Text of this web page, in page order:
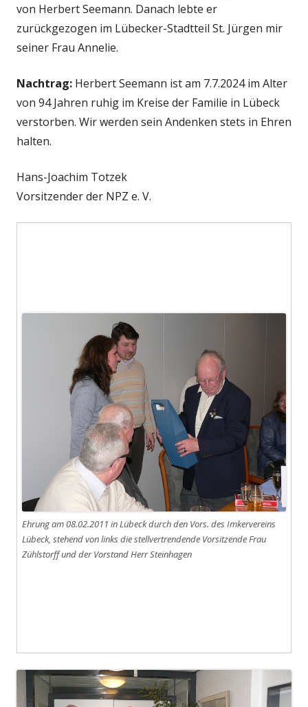
von Herbert Seemann. Danach lebte er
zurückgezogen im Lübecker-Stadtteil St. Jürgen mir
seiner Frau Annelie.
Nachtrag: Herbert Seemann ist am 7.7.2024 im Alter
von 94 Jahren ruhig im Kreise der Familie in Lübeck
verstorben. Wir werden sein Andenken stets in Ehren
halten.
Hans-Joachim Totzek
Vorsitzender der NPZ e. V.
Ehrung am 08.02.2011 in Lübeck durch den Vors. des Imkervereins
Lübeck, stehend von links die stellvertrendende Vorsitzende Frau
Zühlstorff und der Vorstand Herr Steinhagen